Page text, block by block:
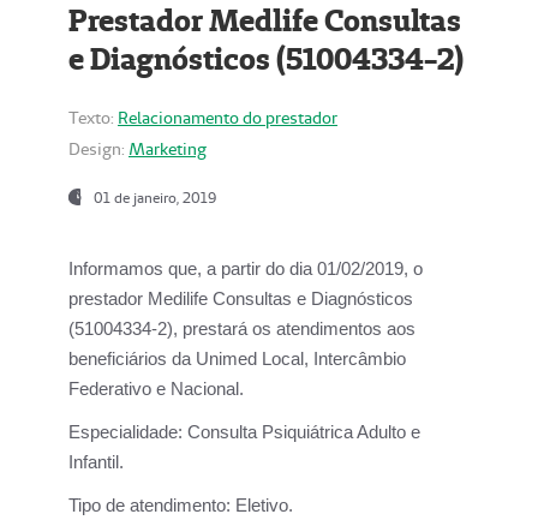
Prestador Medlife Consultas
e Diagnósticos (51004334-2)
Texto: Relacionamento do prestador
Design: Marketing
01 de janeiro, 2019
Informamos que, a partir do dia 01/02/2019, o
prestador Medilife Consultas e Diagnósticos
(51004334-2), prestará os atendimentos aos
beneficiários da Unimed Local, Intercâmbio
Federativo e Nacional.
Especialidade: Consulta Psiquiátrica Adulto e
Infantil.
Tipo de atendimento: Eletivo.